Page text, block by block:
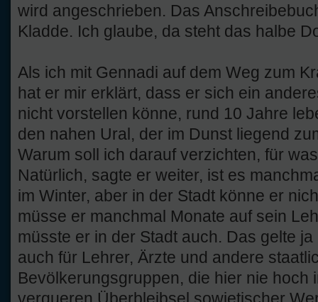
wird angeschrieben. Das
Kladde. Ich glaube, da steht das halbe
Als ich mit Gennadi auf dem Weg zum
hat er mir erklärt, dass er sich ein
nicht vorstellen könne, rund 10 Jahre
den nahen Ural, der im Dunst liegend
Warum soll ich darauf verzichten, für
Natürlich, sagte er weiter, ist es
im Winter, aber in der Stadt könne er
müsse er manchmal Monate auf sein
müsste er in der Stadt auch. Das gelte
auch für Lehrer, Ärzte und andere
Bevölkerungsgruppen, die hier nie hoch
verqueren Überbleibsel sowjetischer